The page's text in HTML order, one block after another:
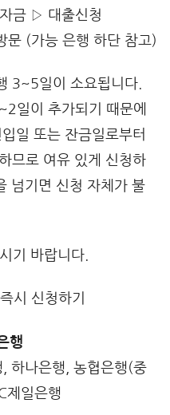
금 ▷ 대출신청
문 (가능 은행 하단 참고)
3~5일이 소요됩니다.
일이 추가되기 때문에
일 또는 잔금일로부터
므로 여유 있게 신청하
넘기면 신청 자체가 불
기 바랍니다.
행
하나은행, 농협은행(중
제일은행